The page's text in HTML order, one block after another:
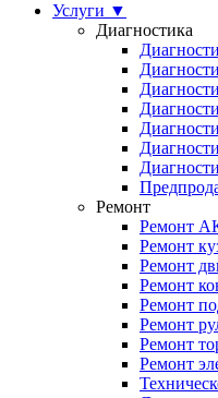
Услуги ▼
Диагностика
Ремонт
Ремонт
Ремонт
Ремонт
Ремонт
Ремонт
Ремонт
Ремонт
Ремонт